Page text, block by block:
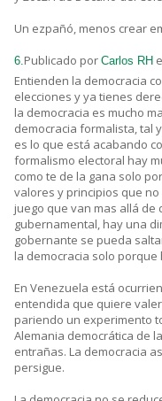
Un ezpañó, menos crear
6.Publicado por Carlos RH
Entienden la democracia
elecciones y ya tienes
la democracia es mucho
democracia formalista, tal
es lo que está acabando
formalismo electoral hay
como te de la gana solo
valores y principios que
juego que van mas allá de
gubernamental, hay una
gobernante se pueda
la democracia solo porque
En Venezuela está
entendida que quiere
pariendo un experimento
Alemania democrática de
entrañas. La democracia
persigue.